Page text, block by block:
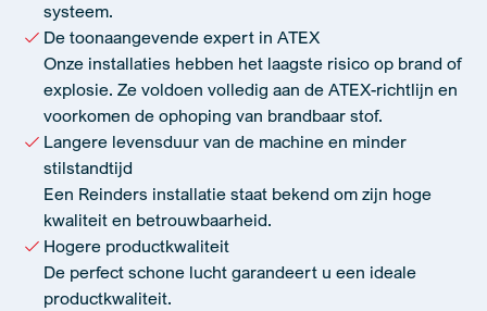
systeem.
De toonaangevende expert in ATEX
Onze installaties hebben het laagste risico op brand of
explosie. Ze voldoen volledig aan de ATEX-richtlijn en
voorkomen de ophoping van brandbaar stof.
Langere levensduur van de machine en minder
stilstandtijd
Een Reinders installatie staat bekend om zijn hoge
kwaliteit en betrouwbaarheid.
Hogere productkwaliteit
De perfect schone lucht garandeert u een ideale
productkwaliteit.